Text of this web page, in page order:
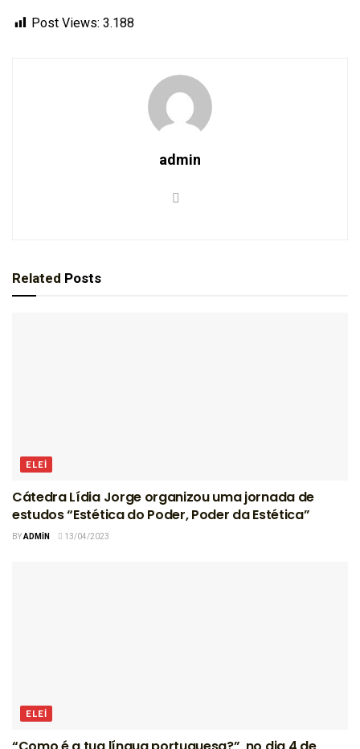
Post Views: 3.188
admin
Related Posts
ELEI
Cátedra Lídia Jorge organizou uma jornada de
estudos “Estética do Poder, Poder da Estética”
BYADMIN 13/04/2023
ELEI